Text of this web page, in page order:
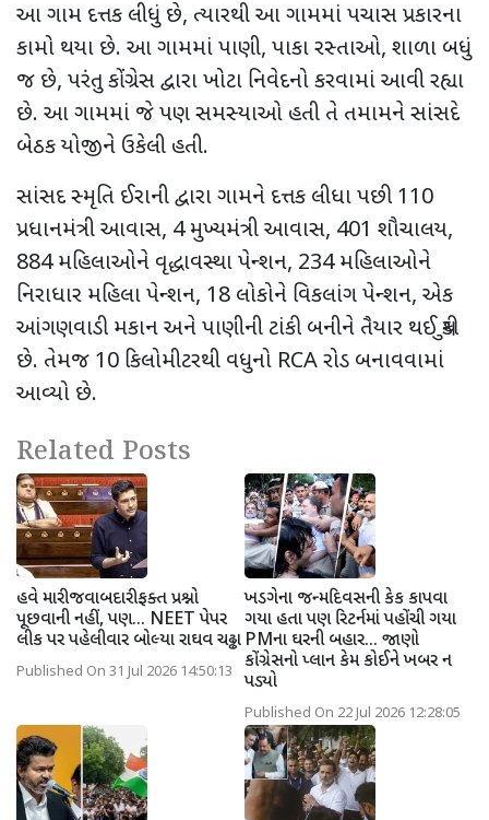
આ ગામ દત્તક લીધું છે, ત્યારથી આ ગામમાં પચાસ પ્રકારના
કામો થયા છે. આ ગામમાં પાણી, પાકા રસ્તાઓ, શાળા બધું
જ છે, પરંતુ કોંગ્રેસ દ્વારા ખોટા નિવેદનો કરવામાં આવી રહ્યા
છે. આ ગામમાં જે પણ સમસ્યાઓ હતી તે તમામને સાંસદે
બેઠક યોજીને ઉકેલી હતી.
સાંસદ સ્મૃતિ ઈરાની દ્વારા ગામને દત્તક લીધા પછી 110
પ્રધાનમંત્રી આવાસ, 4 મુખ્યમંત્રી આવાસ, 401 શૌચાલય,
884 મહિલાઓને વૃદ્ધાવસ્થા પેન્શન, 234 મહિલાઓને
નિરાધાર મહિલા પેન્શન, 18 લોકોને વિકલાંગ પેન્શન, એક
આંગણવાડી મકાન અને પાણીની ટાંકી બનીને તૈયાર થઈ ચુકી
છે. તેમજ 10 કિલોમીટરથી વધુનો RCA રોડ બનાવવામાં
આવ્યો છે.
Related Posts
હવે મારી જવાબદારી ફક્ત પ્રશ્નો
પૂછવાની નહીં, પણ... NEET પેપર
લીક પર પહેલીવાર બોલ્યા રાઘવ ચઢ્ઢા
Published On 31 Jul 2026 14:50:13
ખડગેના જન્મદિવસની કેક કાપવા
ગયા હતા પણ રિટર્નમાં પહોંચી ગયા
PMના ઘરની બહાર... જાણો
કોંગ્રેસનો પ્લાન કેમ કોઈને ખબર ન
પડ્યો
Published On 22 Jul 2026 12:28:05